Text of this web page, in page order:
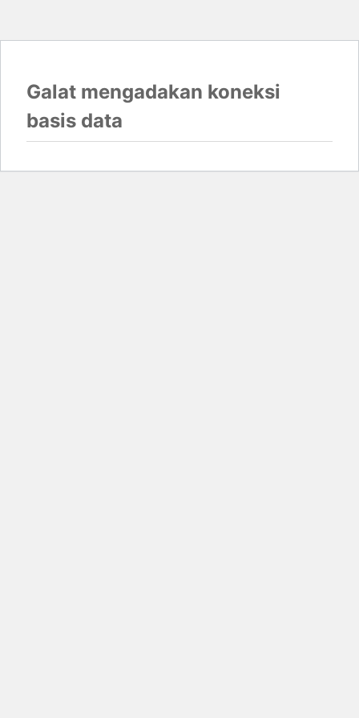
Galat mengadakan koneksi
basis data